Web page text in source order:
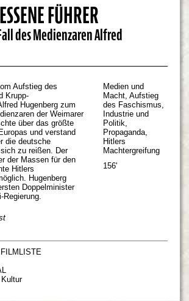
FÜHRER
des Medienzaren Alfred
Aufstieg des
Krupp-
Hugenberg zum
der Weimarer
über das größte
und verstand
die deutsche
zu reißen. Der
der Massen für den
Hitlers
Hugenberg
Doppelminister
Regierung.
Medien und
Macht, Aufstieg
des Faschismus,
Industrie und
Politik,
Propaganda,
Hitlers
Machtergreifung
156'